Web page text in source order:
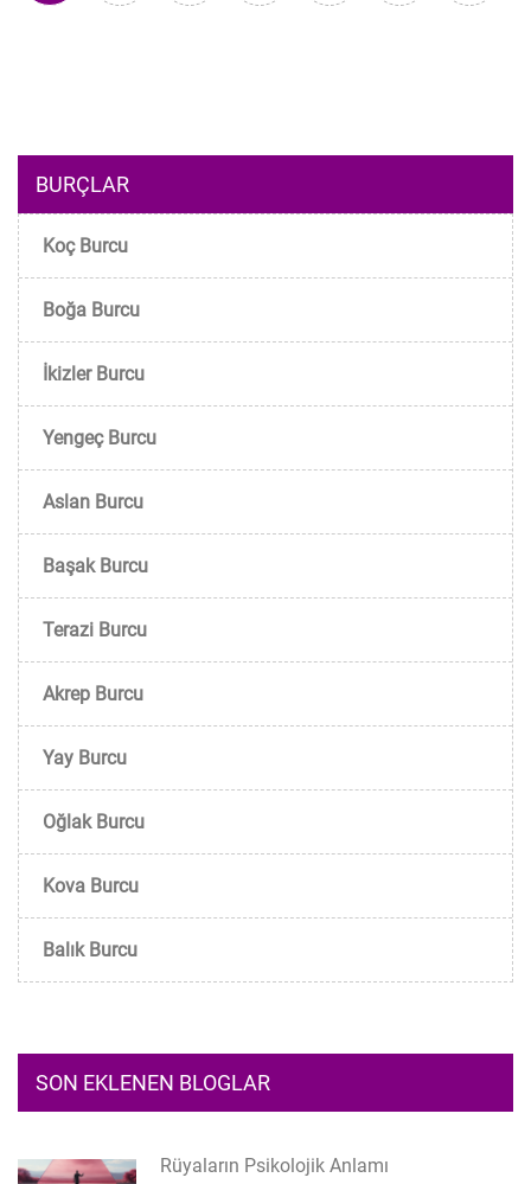
BURÇLAR
Koç Burcu
Boğa Burcu
İkizler Burcu
Yengeç Burcu
Aslan Burcu
Başak Burcu
Terazi Burcu
Akrep Burcu
Yay Burcu
Oğlak Burcu
Kova Burcu
Balık Burcu
SON EKLENEN BLOGLAR
Rüyaların Psikolojik Anlamı